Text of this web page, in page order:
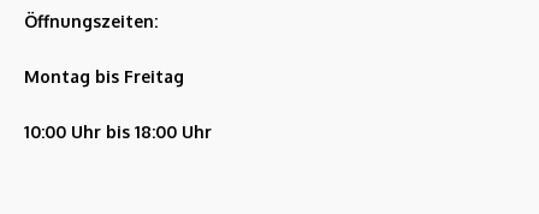
Öffnungszeiten:
Montag bis Freitag
10:00 Uhr bis 18:00 Uhr